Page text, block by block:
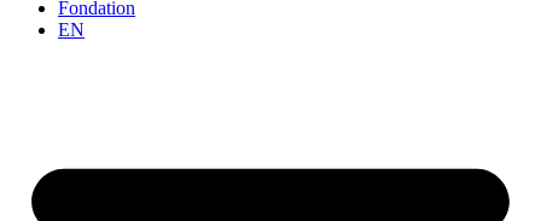
Fondation
EN